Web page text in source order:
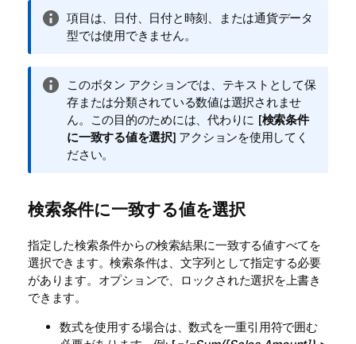
情
報
項目は、日付、日付と時刻、または通貨データ
型では使用できません。
情
報
メ
モ
このボタン アクションでは、テキストとして保
存または分類されている数値は選択されませ
ん。この目的のためには、代わりに [検索条件
に一致する値を選択] アクションを使用してく
ださい。
検索条件に一致する値を選択
指定した検索条件からの検索結果に一致する値すべてを
選択できます。検索条件は、文字列として指定する必要
があります。オプションで、ロックされた選択を上書き
できます。
数式を使用する場合は、数式を一重引用符で囲む